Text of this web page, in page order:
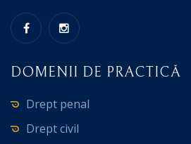
DOMENII DE PRACTICĂ
Drept penal
Drept civil